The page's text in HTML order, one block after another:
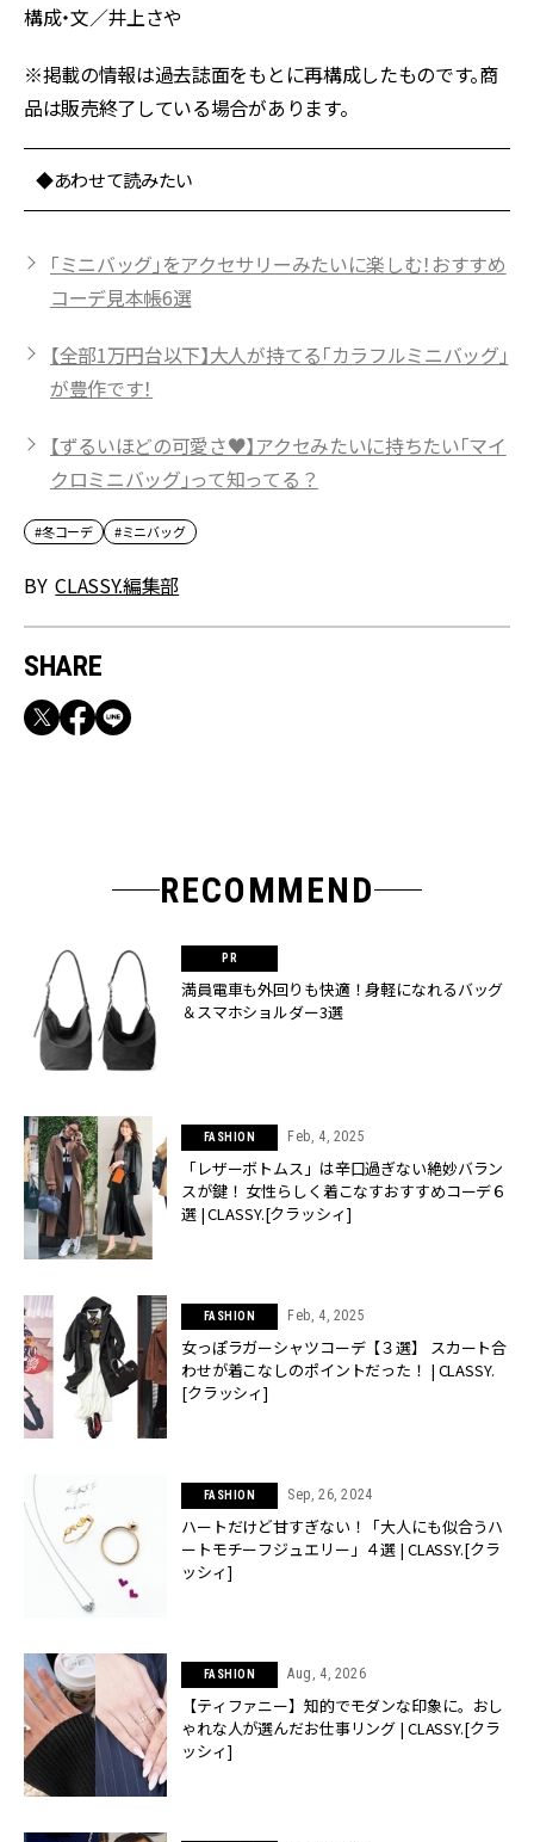
構成・文／井上さや
※掲載の情報は過去誌面をもとに再構成したものです。商
品は販売終了している場合があります。
◆あわせて読みたい
「ミニバッグ」をアクセサリーみたいに楽しむ！おすすめ
コーデ見本帳6選
【全部1万円台以下】大人が持てる「カラフルミニバッグ」
が豊作です！
【ずるいほどの可愛さ♥】アクセみたいに持ちたい「マイ
クロミニバッグ」って知ってる？
#冬コーデ #ミニバッグ
BY CLASSY.編集部
SHARE
RECOMMEND
満員電車も外回りも快適！身軽になれるバッグ
＆スマホショルダー3選
FASHION Feb, 4, 2025
「レザーボトムス」は辛口過ぎない絶妙バラン
スが鍵！ 女性らしく着こなすおすすめコーデ６
選 | CLASSY.[クラッシィ]
FASHION Feb, 4, 2025
女っぽラガーシャツコーデ【３選】 スカート合
わせが着こなしのポイントだった！ | CLASSY.
[クラッシィ]
FASHION Sep, 26, 2024
ハートだけど甘すぎない！「大人にも似合うハ
ートモチーフジュエリー」４選 | CLASSY.[クラ
ッシィ]
FASHION Aug, 4, 2026
【ティファニー】知的でモダンな印象に。おし
ゃれな人が選んだお仕事リング | CLASSY.[クラ
ッシィ]